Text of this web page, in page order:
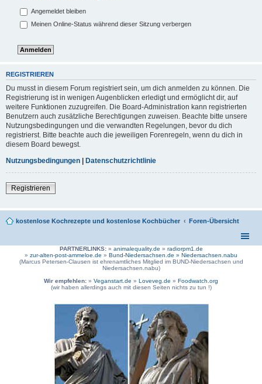
Angemeldet bleiben
Meinen Online-Status während dieser Sitzung verbergen
REGISTRIEREN
Du musst in diesem Forum registriert sein, um dich anmelden zu können. Die
Registrierung ist in wenigen Augenblicken erledigt und ermöglicht dir, auf
weitere Funktionen zuzugreifen. Die Board-Administration kann registrierten
Benutzern auch zusätzliche Berechtigungen zuweisen. Beachte bitte unsere
Nutzungsbedingungen und die verwandten Regelungen, bevor du dich
registrierst. Bitte beachte auch die jeweiligen Forenregeln, wenn du dich in
diesem Board bewegst.
Nutzungsbedingungen | Datenschutzrichtlinie
Registrieren
kostenlose Kochrezepte und kostenlose Kochbücher Foren-Übersicht
PARTNERLINKS:» animalequality.de » radiorpm1.de
» zur-alten-post-ammeloe.de » Bund-Niedersachsen.de » Niedersachsen.nabu
(Marcus Petersen-Clausen ist ehrenamtliches Mitglied im BUND-Niedersachsen und
Niedersachsen.nabu)
Wir empfehlen: » Veganstart.de » Loveveg.de » Foodwatch.org
(wir haben allerdings auch mit diesen Seiten nichts zu tun !)